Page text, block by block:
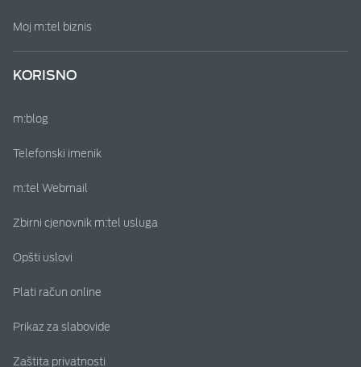
Moj m:tel biznis
KORISNO
m:blog
Telefonski imenik
m:tel Webmail
Zbirni cjenovnik m:tel usluga
Opšti uslovi
Plati račun online
Prikaz za slabovide
Zaštita privatnosti